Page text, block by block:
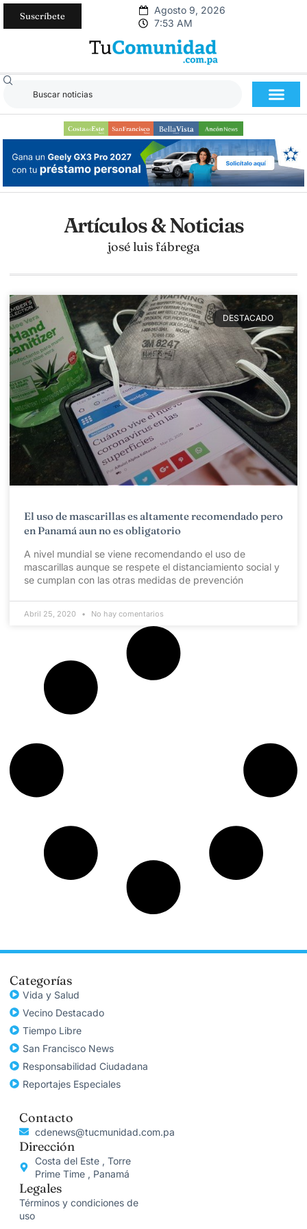
Suscríbete
Agosto 9, 2026
7:53 AM
Artículos & Noticias
josé luis fábrega
DESTACADO
El uso de mascarillas es altamente recomendado pero
en Panamá aun no es obligatorio
A nivel mundial se viene recomendando el uso de
mascarillas aunque se respete el distanciamiento social y
se cumplan con las otras medidas de prevención
Abril 25, 2020 No hay comentarios
Categorías
Vida y Salud
Vecino Destacado
Tiempo Libre
San Francisco News
Responsabilidad Ciudadana
Reportajes Especiales
Contacto
cdenews@tucmunidad.com.pa
Dirección
Costa del Este , Torre
Prime Time , Panamá
Legales
Términos y condiciones de
uso